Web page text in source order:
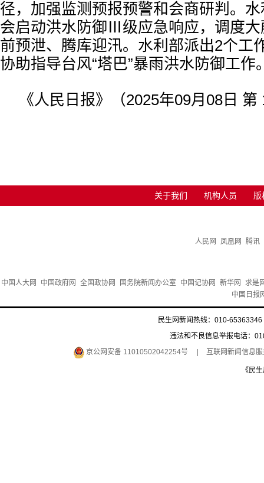
径，加强监测预报预警和会商研判。
会启动洪水防御Ⅲ级应急响应，调度
前预泄、腾库迎汛。水利部派出2个工
协助指导台风“塔巴”暴雨洪水防御工作
《人民日报》（2025年09月08日 第
关于我们 机构人员 版
人民网 凤凰网 腾讯
中国人大网 中国政府网 全国政协网 国务院新闻办公室 中国记协网 新华网
求是
中国日报
民生网新闻热线：010-
违法和不良信息举报电话：
京公网安备 11010502042254号
互联网新闻信息
《民